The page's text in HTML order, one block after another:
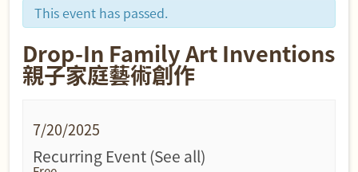
丫丫之選
關於我們
This event has passed.
Drop-In Family Art Inventions
親子家庭藝術創作
7/20/2025
Recurring Event(See all)